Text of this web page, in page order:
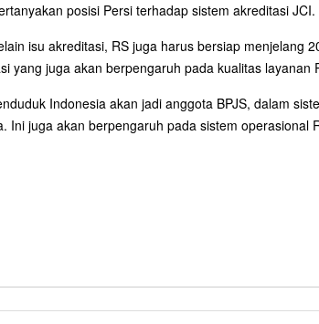
posisi Persi terhadap sistem akreditasi JCI.
isu akreditasi, RS juga harus bersiap menjelang
yang juga akan berpengaruh pada kualitas layanan
Indonesia akan jadi anggota BPJS, dalam
Ini juga akan berpengaruh pada sistem operasional